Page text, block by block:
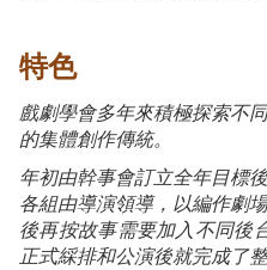
特色
戲劇學會多年來積極探索不
的集體創作傳統。
年初由幹事會訂立全年目標
各組由導演領導，以編作劇
後再按故事需要加入不同後
正式綵排和公演後就完成了